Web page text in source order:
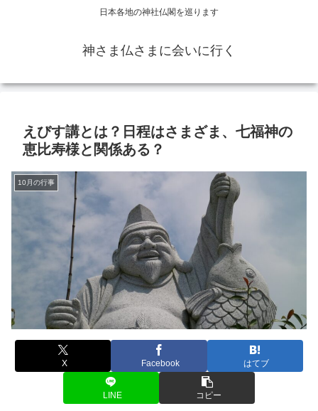
日本各地の神社仏閣を巡ります
神さま仏さまに会いに行く
えびす講とは？日程はさまざま、七福神の
恵比寿様と関係ある？
10月の行事
X Facebook はてブ
LINE コピー